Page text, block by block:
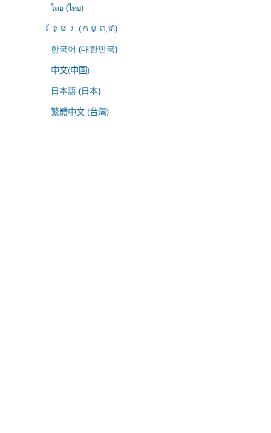
ไทย (ไทย)
ខ្មែរ (កម្ពុជា)
한국어 (대한민국)
中文(中国)
日本語 (日本)
繁體中文 (台灣)